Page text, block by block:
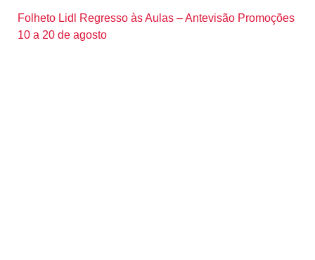
Folheto Lidl Regresso às Aulas – Antevisão Promoções
10 a 20 de agosto